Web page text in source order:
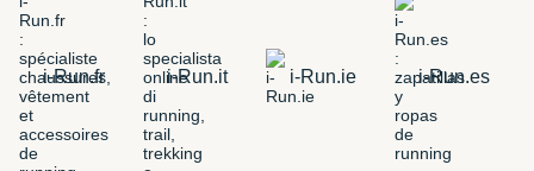
i-Run.fr i-Run.it i-Run.ie i-Run.es